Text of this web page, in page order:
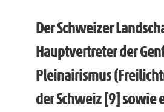
Der Schweizer
Hauptvertreter der
Pleinairismus
der Schweiz [9] sowie